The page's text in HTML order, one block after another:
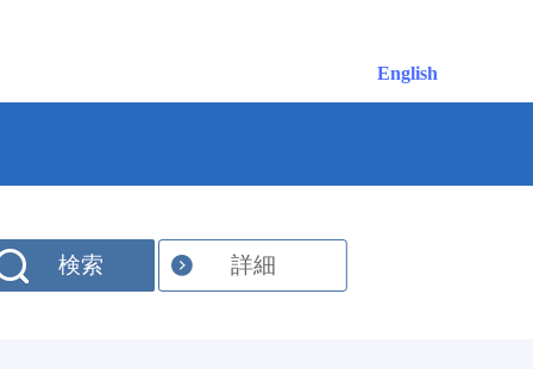
English
検索 詳細